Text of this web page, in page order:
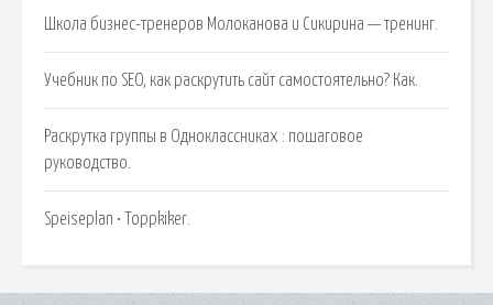
Школа бизнес-тренеров Молоканова и Сикирина — тренинг.
Учебник по SEO, как раскрутить сайт самостоятельно? Как.
Раскрутка группы в Одноклассниках : пошаговое
руководство.
Speiseplan • Toppkiker.